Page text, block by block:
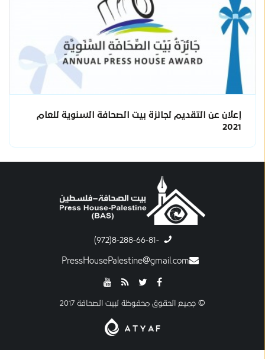
إعلان عن التقديم لجائزة بيت الصحافة السنوية للعام
2021
-8-288-66-81(972)
PressHousePalestine@gmail.com
© جميع الحقوق محفوظة لبيت الصحافة 2017